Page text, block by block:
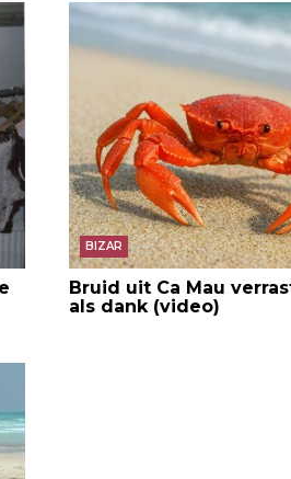
BIZAR
Bruid uit Ca Mau
als dank (video)